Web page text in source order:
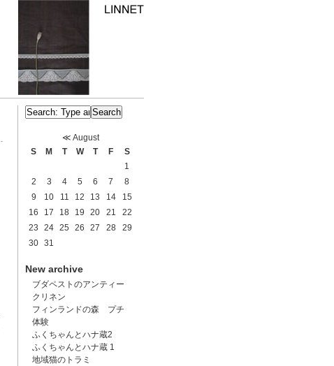
≪ August
S
M T W T F
S
1
2
3 4 5 6 7
8
9
10 11 12 13 14
15
16
17 18 19 20 21
22
23
24 25 26 27 28
29
30 31
New archive
ブダペストのアンティー
クリネン
フィンランドの森 プチ
体験
ふくちゃんとハナ蔵2
ふくちゃんとハナ蔵 1
地域猫のトラミ